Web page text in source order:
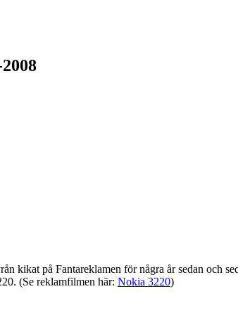
kikat på Fantareklamen för några år sedan och
(Se reklamfilmen här: Nokia 3220)